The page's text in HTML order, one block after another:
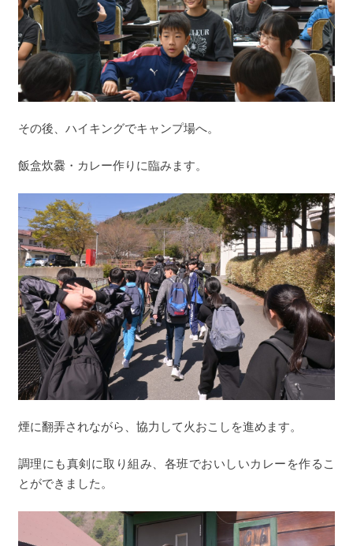
その後、ハイキングでキャンプ場へ。
飯盒炊爨・カレー作りに臨みます。
煙に翻弄されながら、協力して火おこしを進めます。
調理にも真剣に取り組み、各班でおいしいカレーを作るこ
とができました。